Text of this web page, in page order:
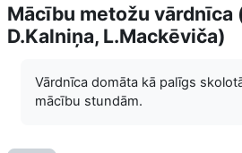
Mācību metožu vārdnīca
D.Kalniņa, L.Mackēviča)
Vārdnīca domāta kā palīgs
mācību stundām.